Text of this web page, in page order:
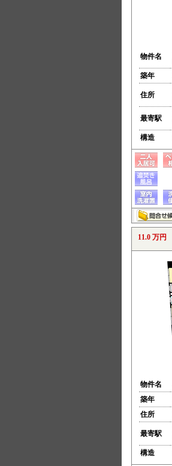
物件名
築年
住所
最寄駅
構造
11.0 万円
物件名
築年
住所
最寄駅
構造